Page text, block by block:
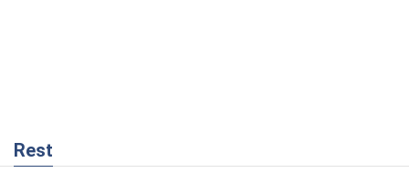
Rest